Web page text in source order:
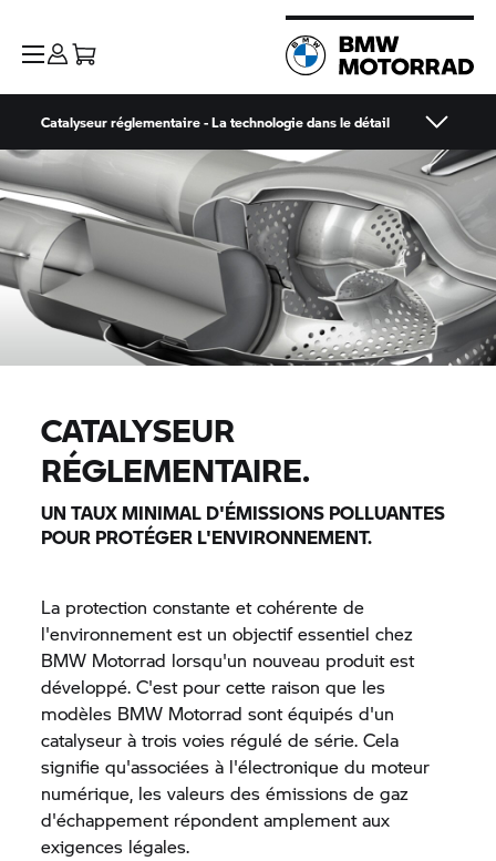
Catalyseur réglementaire - La technologie dans le détail
CATALYSEUR
RÉGLEMENTAIRE.
UN TAUX MINIMAL D'ÉMISSIONS POLLUANTES
POUR PROTÉGER L'ENVIRONNEMENT.
La protection constante et cohérente de
l'environnement est un objectif essentiel chez
BMW Motorrad lorsqu'un nouveau produit est
développé. C'est pour cette raison que les
modèles BMW Motorrad sont équipés d'un
catalyseur à trois voies régulé de série. Cela
signifie qu'associées à l'électronique du moteur
numérique, les valeurs des émissions de gaz
d'échappement répondent amplement aux
exigences légales.